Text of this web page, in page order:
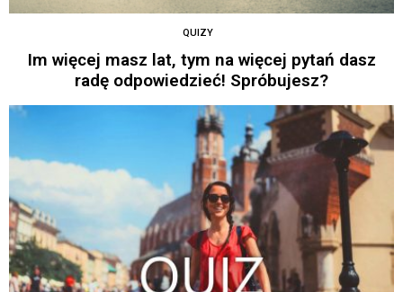
QUIZY
Im więcej masz lat, tym na więcej pytań dasz
radę odpowiedzieć! Spróbujesz?